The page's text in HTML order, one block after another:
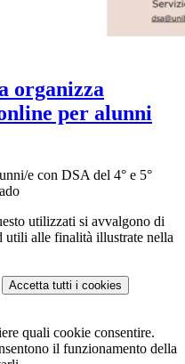
organizza
per alunni
e con DSA del 4° e 5°
utilizzati si avvalgono di
utili alle finalità illustrate nella
Accetta tutti i cookies
quali cookie consentire.
il funzionamento della